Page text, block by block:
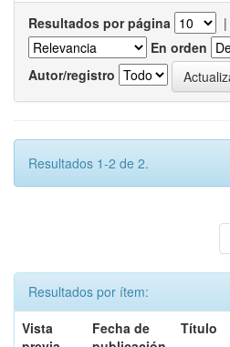
Resultados por página |
En orden
Autor/registro
Resultados 1-2 de 2.
Resultados por ítem:
Vista
Fecha de
Título